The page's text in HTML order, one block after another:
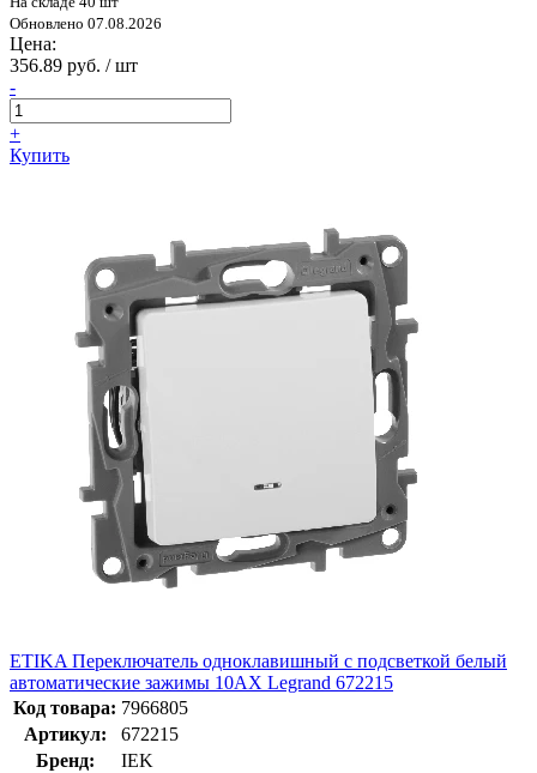
Обновлено 07.08.2026
Цена:
356.89 руб. / шт
-
+
Купить
ETIKA Переключатель одноклавишный с подсветкой белый
автоматические зажимы 10AX Legrand 672215
Код товара: 7966805
Артикул:
672215
Бренд:
IEK